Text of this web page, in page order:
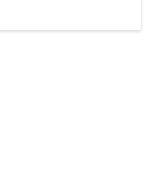
ist aber integrativer